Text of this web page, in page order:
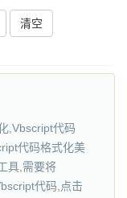
,Vbscript代码
代码格式化美
具,需要将
代码,点击